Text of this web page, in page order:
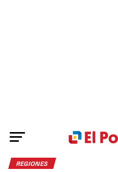
REGIONES